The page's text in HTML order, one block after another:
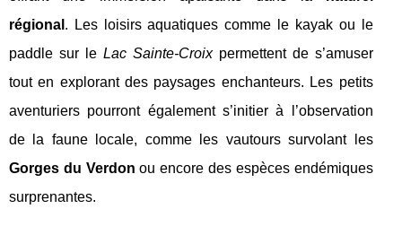
régional . Les loisirs aquatiques comme le kayak ou le
paddle sur le Lac Sainte-Croixpermettent de s’amuser
tout en explorant des paysages enchanteurs. Les petits
aventuriers pourront également s’initier à l’observation
de la faune locale, comme les vautours survolant les
Gorges du Verdon ou encore des espèces endémiques
surprenantes.